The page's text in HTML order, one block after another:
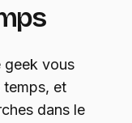
geek vous
temps, et
dans le